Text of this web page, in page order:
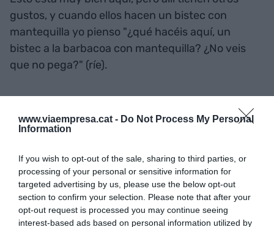
www.viaempresa.cat - Do Not Process My Personal
Information
If you wish to opt-out of the sale, sharing to third parties, or
processing of your personal or sensitive information for
targeted advertising by us, please use the below opt-out
section to confirm your selection. Please note that after your
opt-out request is processed you may continue seeing
interest-based ads based on personal information utilized by
gustos, y cuando ellos hacen un bistec con
mantequilla yo pienso "¿qué hacéis aquí, un
bistec a la barbacoa con mantequilla? ¿No veis
que no pega?" (ríe).
felices... si miramos los datos, no, no lo somos,
pero yo no me fio de la manera que se usa para
felices son los finlandeses, que precisamente
tienen la tasa de suicidio más alta del planeta.